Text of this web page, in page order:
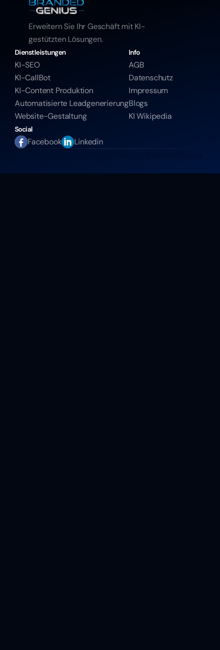
Erweitern Sie Ihr Geschäft mit KI-
gestützten Lösungen.
Dienstleistungen
KI-SEO
KI-CallBot
KI-Content Produktion
Automatisierte Leadgenerierung
Website-Gestaltung
Info
AGB
Datenschutz
Impressum
Blogs
KI Wikipedia
Social
Facebook
Linkedin